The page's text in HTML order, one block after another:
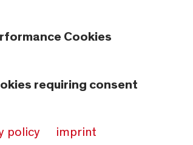
Cookies
requiring consent
policy imprint